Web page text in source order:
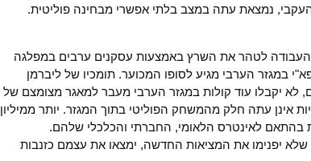
נמצאת עתה במצב בלתי אפשרי מבחינה פוליטית.
העבודה לטהר את השרץ באמצעות עסקנים ערבים במפלגה
במגזר הערבי מגיע לסופו המכוער. תומכיו של ליברמן
לא יקבלו עוד קולות במגזר הערבי מעבר למאגר מצומצם של
אינן עתה חלק מהמשחק הפוליטי בתוך המגזר. יותר ממיליון
בהתאם לאינטרס הלאומי, החברתי והכלכלי שלהם.
יפנימו את המציאות החדשה, ימצאו את עצמם כזנבות